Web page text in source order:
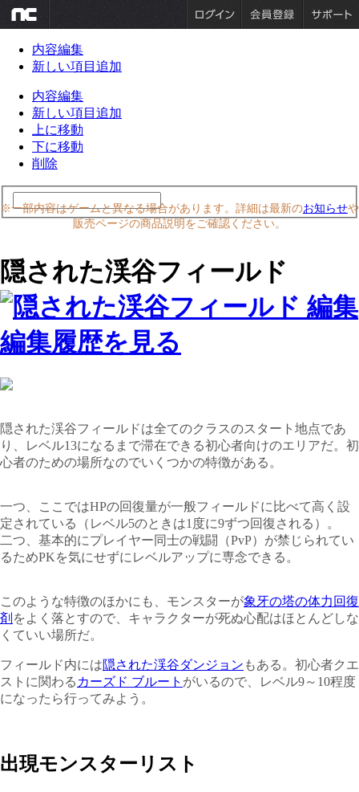
内容編集
新しい項目追加
内容編集
新しい項目追加
上に移動
下に移動
削除
※一部内容はゲームと異なる場合があります。詳細は最新のお知らせや
販売ページの商品説明をご確認ください。
隠された渓谷フィールド
編集履歴を見る
隠された渓谷フィールドは全てのクラスのスタート地点であ
り、レベル13になるまで滞在できる初心者向けのエリアだ。初
心者のための場所なのでいくつかの特徴がある。
一つ、ここではHPの回復量が一般フィールドに比べて高く設
定されている（レベル5のときは1度に9ずつ回復される）。
二つ、基本的にプレイヤー同士の戦闘（PvP）が禁じられてい
るためPKを気にせずにレベルアップに専念できる。
このような特徴のほかにも、モンスターが象牙の塔の体力回復
剤 をよく落とすので、キャラクターが死ぬ心配はほとんどしな
くていい場所だ。
フィールド内には隠された渓谷ダンジョン もある。初心者クエ
ストに関わる カーズド ブルート がいるので、レベル9～10程度
になったら行ってみよう。
出現モンスターリスト